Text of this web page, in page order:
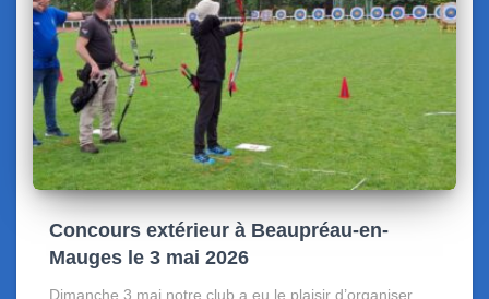
Concours extérieur à Beaupréau-en-
Mauges le 3 mai 2026
Dimanche 3 mai notre club a eu le plaisir d’organiser